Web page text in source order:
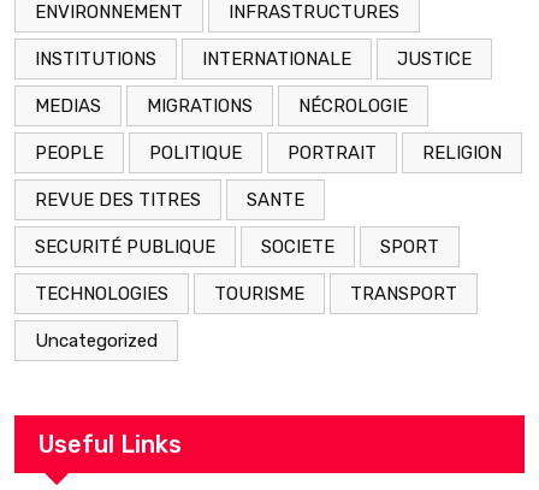
ENVIRONNEMENT INFRASTRUCTURES
INSTITUTIONS INTERNATIONALE JUSTICE
MEDIAS MIGRATIONS NÉCROLOGIE
PEOPLE POLITIQUE PORTRAIT RELIGION
REVUE DES TITRES SANTE
SECURITÉ PUBLIQUE SOCIETE SPORT
TECHNOLOGIES TOURISME TRANSPORT
Uncategorized
Useful Links